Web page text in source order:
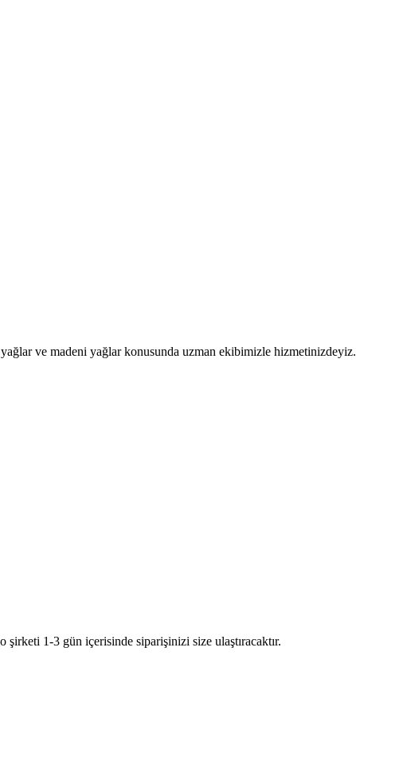
ve madeni yağlar konusunda uzman ekibimizle hizmetinizdeyiz.
1-3 gün içerisinde siparişinizi size ulaştıracaktır.